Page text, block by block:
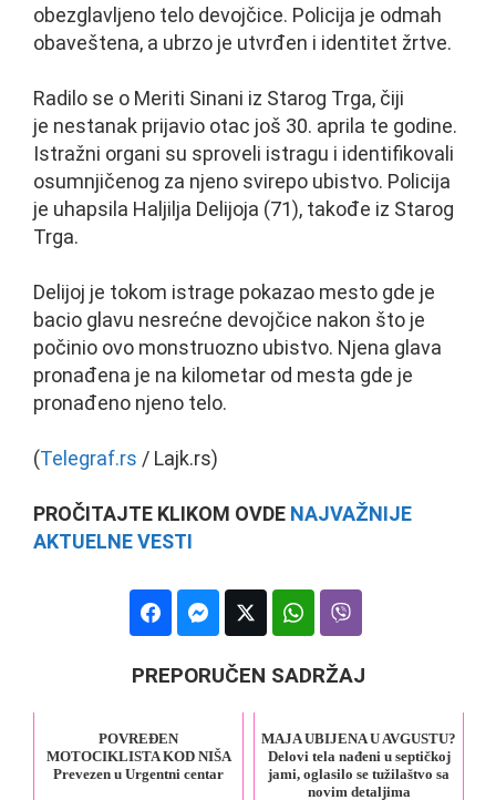
obezglavljeno telo devojčice. Policija je odmah
obaveštena, a ubrzo je utvrđen i identitet žrtve.
Radilo se o Meriti Sinani iz Starog Trga, čiji
je nestanak prijavio otac još 30. aprila te godine.
Istražni organi su sproveli istragu i identifikovali
osumnjičenog za njeno svirepo ubistvo. Policija
je uhapsila Haljilja Delijoja (71), takođe iz Starog
Trga.
Delijoj je tokom istrage pokazao mesto gde je
bacio glavu nesrećne devojčice nakon što je
počinio ovo monstruozno ubistvo. Njena glava
pronađena je na kilometar od mesta gde je
pronađeno njeno telo.
(Telegraf.rs / Lajk.rs)
PROČITAJTE KLIKOM OVDE NAJVAŽNIJE
AKTUELNE VESTI
PREPORUČEN SADRŽAJ
POVREĐEN
MOTOCIKLISTA KOD NIŠA
Prevezen u Urgentni centar
MAJA UBIJENA U AVGUSTU?
Delovi tela nađeni u septičkoj
jami, oglasilo se tužilaštvo sa
novim detaljima